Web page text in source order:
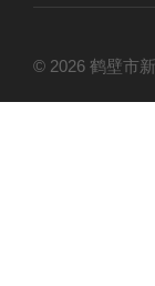
© 2026 鹤壁市